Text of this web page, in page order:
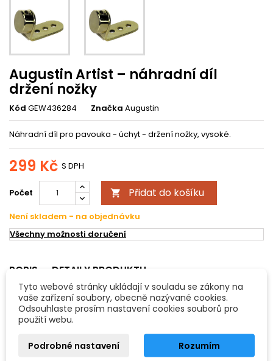
Augustin Artist – náhradní díl
držení nožky
Kód GEW436284 Značka Augustin
Náhradní díl pro pavouka - úchyt - držení nožky, vysoké.
299 Kč S DPH
Počet  Přidat do košíku
Není skladem - na objednávku
Všechny možnosti doručení
POPIS DETAILY PRODUKTU
Augustin Artist pavouk - náhradní díl držení
nožky
Vlastnosti:
náhradní díl k houslovému / violovému pavouku - držení
Tyto webové stránky ukládají v souladu se zákony na
vaše zařízení soubory, obecně nazývané cookies.
Odsouhlaste prosím nastavení cookies souborů pro
použití webu.
Podrobné nastavení Rozumím